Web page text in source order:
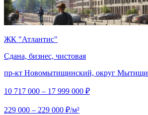
ЖК "Атлантис"
Сдана, бизнес, чистовая
пр-кт Новомытищинский, округ Мытищи
10 717 000 – 17 999 000 ₽
229 000 – 229 000 ₽/м²